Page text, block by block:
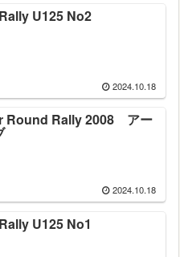
U125 No2
2024.10.18
Round Rally 2008 アー
2024.10.18
U125 No1